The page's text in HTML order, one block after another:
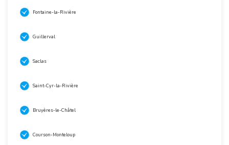
Fontaine-la-Rivière
Guillerval
Saclas
Saint-Cyr-la-Rivière
Bruyères-le-Châtel
Courson-Monteloup